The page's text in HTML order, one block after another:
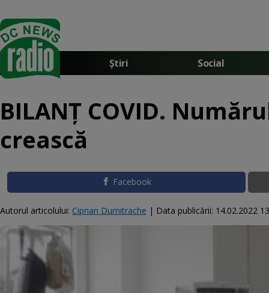
Știri Social
BILANȚ COVID.
crească
Facebook
Autorul articolului: Ciprian Dumitrache | Data publicării: 14.02.2022